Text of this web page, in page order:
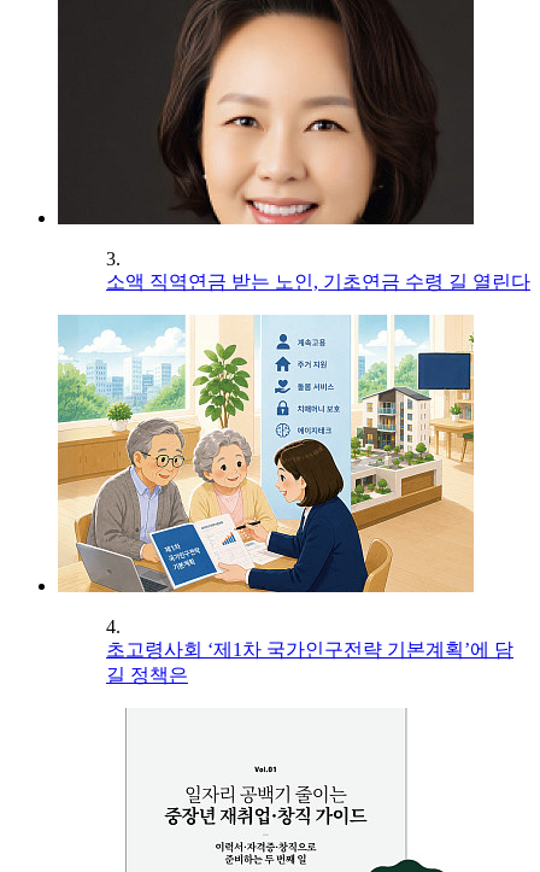
3.
소액 직역연금 받는 노인, 기초연금 수령 길 열린다
4.
초고령사회 ‘제1차 국가인구전략 기본계획’에 담
길 정책은